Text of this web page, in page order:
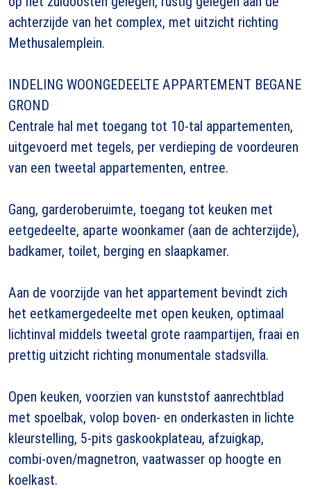
achterzijde van het complex, met uitzicht richting
Methusalemplein.
INDELING WOONGEDEELTE APPARTEMENT BEGANE
GROND
Centrale hal met toegang tot 10-tal appartementen,
uitgevoerd met tegels, per verdieping de voordeuren
van een tweetal appartementen, entree.
Gang, garderoberuimte, toegang tot keuken met
eetgedeelte, aparte woonkamer (aan de achterzijde),
badkamer, toilet, berging en slaapkamer.
Aan de voorzijde van het appartement bevindt zich
het eetkamergedeelte met open keuken, optimaal
lichtinval middels tweetal grote raampartijen, fraai en
prettig uitzicht richting monumentale stadsvilla.
Open keuken, voorzien van kunststof aanrechtblad
met spoelbak, volop boven- en onderkasten in lichte
kleurstelling, 5-pits gaskookplateau, afzuigkap,
combi-oven/magnetron, vaatwasser op hoogte en
koelkast.